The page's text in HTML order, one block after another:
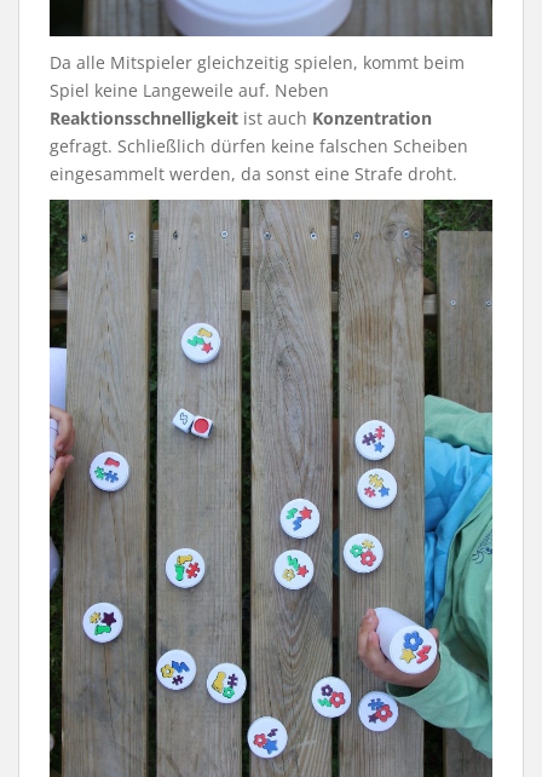
Da alle Mitspieler gleichzeitig spielen, kommt beim
Spiel keine Langeweile auf. Neben
Reaktionsschnelligkeit ist auch Konzentration
gefragt. Schließlich dürfen keine falschen Scheiben
eingesammelt werden, da sonst eine Strafe droht.